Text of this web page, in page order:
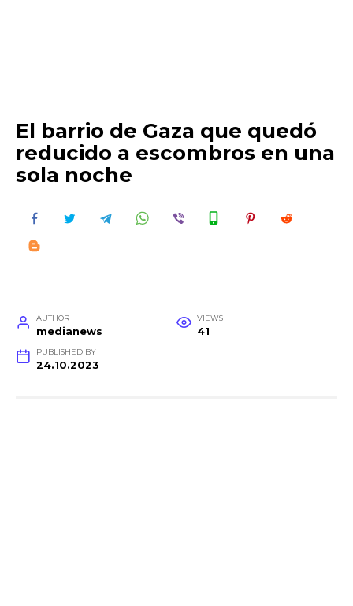
El barrio de Gaza que quedó
reducido a escombros en una
sola noche
AUTHOR
medianews
VIEWS
41
PUBLISHED BY
24.10.2023